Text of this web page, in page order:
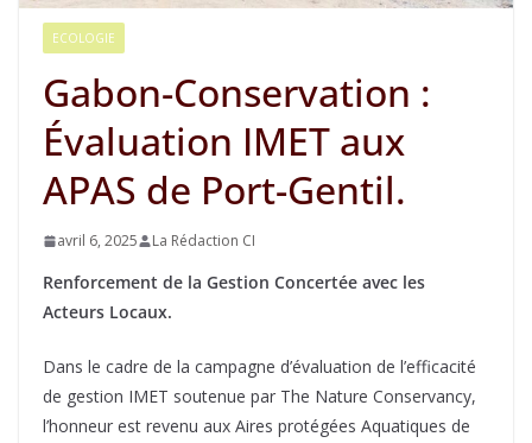
ECOLOGIE
Gabon-Conservation :
Évaluation IMET aux
APAS de Port-Gentil.
avril 6, 2025 La Rédaction CI
Renforcement de la Gestion Concertée avec les
Acteurs Locaux.
Dans le cadre de la campagne d’évaluation de l’efficacité
de gestion IMET soutenue par The Nature Conservancy,
l’honneur est revenu aux Aires protégées Aquatiques de